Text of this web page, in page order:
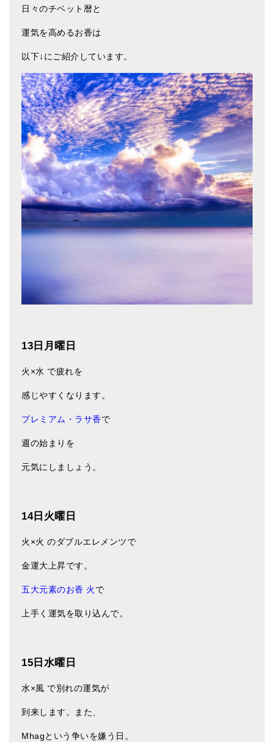
ロゴステッカー・ポストカード各種
亡命チベット人尼僧のお守り・チャーム
チベット・マントラ・ヒーリングCD
ギフトラッピング
シンギングボウル講座
初級講座
倍音呼吸法レッスン
中級講座
上級講座
ビギナー講師・養成講座
About Us
メールお便り登録
お客様の声
ブログ
特商法の表記
日々のチベット暦と
運気を高めるお香は
以下↓にご紹介しています。
13日月曜日
火×水 で疲れを
感じやすくなります。
プレミアム・ラサ香で
週の始まりを
元気にしましょう。
14日火曜日
火×火 のダブルエレメンツで
金運大上昇です。
五大元素のお香 火 で
上手く運気を取り込んで。
15日水曜日
水×風 で別れの運気が
到来します。また、
Mhagという争いを嫌う日。